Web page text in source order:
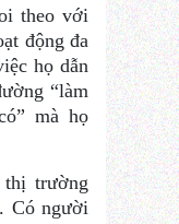
theo với
động đa
họ dẫn
“làm
mà họ
trường
Có người